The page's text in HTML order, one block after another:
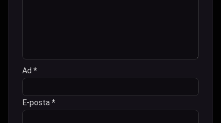
Ad *
E-posta *